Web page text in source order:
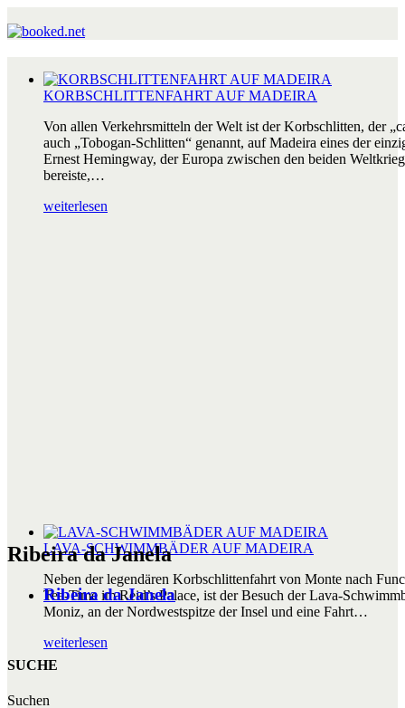
KORBSCHLITTENFAHRT AUF MADEIRA
Von allen Verkehrsmitteln der Welt ist der Korbschlitten, der
auch „Tobogan-Schlitten“ genannt, auf Madeira eines der
Ernest Hemingway, der Europa zwischen den beiden
bereiste,…
weiterlesen
LAVA-SCHWIMMBÄDER AUF MADEIRA
Neben der legendären Korbschlittenfahrt von Monte nach
Tea-Time im Reid’s Palace, ist der Besuch der Lava-
Moniz, an der Nordwestspitze der Insel und eine Fahrt…
weiterlesen
Ribeira da Janela
Ribeira da Janela
SUCHE
Suchen